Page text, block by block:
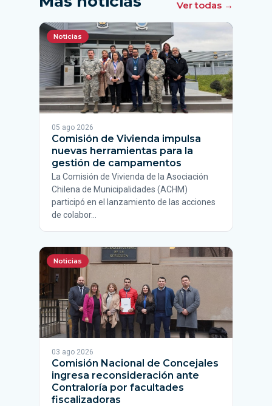
Ver todas →
Noticias
05 ago 2026
Comisión de Vivienda impulsa
nuevas herramientas para la
gestión de campamentos
La Comisión de Vivienda de la Asociación
Chilena de Municipalidades (ACHM)
participó en el lanzamiento de las acciones
de colabor…
Noticias
03 ago 2026
Comisión Nacional de Concejales
ingresa reconsideración ante
Contraloría por facultades
fiscalizadoras